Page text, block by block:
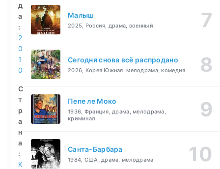
д
а
:
2
0
1
0
С
т
р
а
н
а
:
К
Малыш
2025, Россия, драма, военный
Сегодня снова всё распродано
2026, Корея Южная, мелодрама, комедия
Пепе ле Моко
1936, Франция, драма, мелодрама,
криминал
Санта-Барбара
1984, США, драма, мелодрама